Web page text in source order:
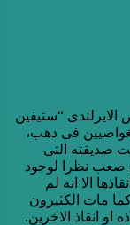
“ستيفين
فى دهب،
صديقته التى
صعب نظرا لوجود
الا انه لم
مات الكثيرون
انقاذ الاخرين.